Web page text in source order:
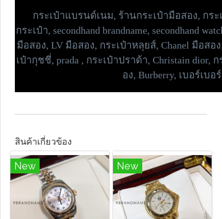
กระเป๋าแบรนด์เนม, ร้านกระเป๋ามือสอง, กร
กระเป๋า, secondhand brandname, secondhand
มือสอง, LV มือสอง, กระเป๋าหลุยส์, Chanel มือสอ
เป๋ากุชชี่, prada , กระเป๋าปราด้า, Christain dior,
อง, Burberry, เบอร์เบอ
สินค้าเกี่ยวข้อง
New New